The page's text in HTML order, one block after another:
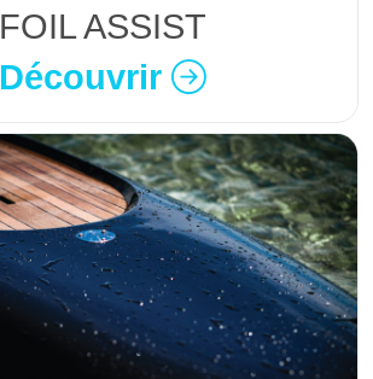
FOIL ASSIST
Découvrir